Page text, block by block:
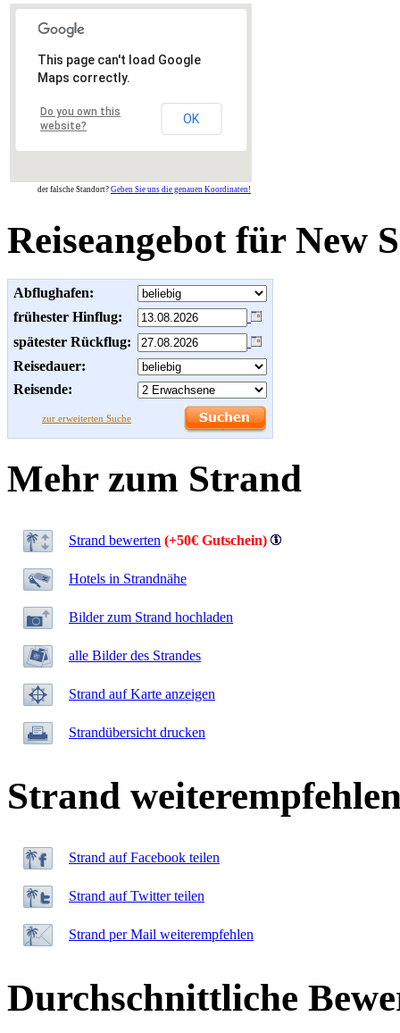
This page can't load Google
Maps correctly.
Do you own this
website?
OK
der falsche Standort? Geben Sie uns die genauen Koordinaten!
Reiseangebot für New
Abflughafen:
frühester Hinflug:
spätester Rückflug:
Reisedauer:
Reisende:
zur erweiterten Suche
Mehr zum Strand
Strand bewerten (+50€ Gutschein)
Hotels in Strandnähe
Bilder zum Strand hochladen
alle Bilder des Strandes
Strand auf Karte anzeigen
Strandübersicht drucken
Strand
Strand auf Facebook teilen
Strand auf Twitter teilen
Strand per Mail weiterempfehlen
Durchschnittliche